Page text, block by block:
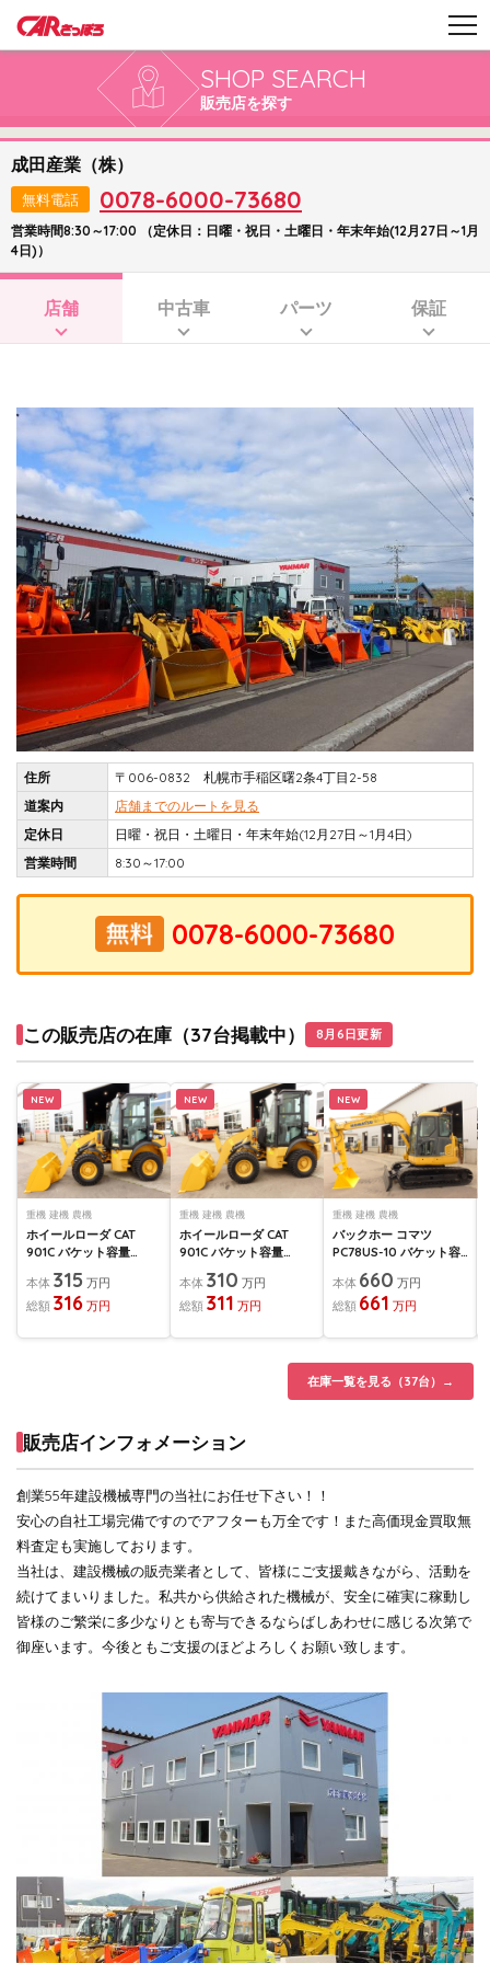
SHOP SEARCH
販売店を探す
成田産業（株）
無料電話 0078-6000-73680
営業時間8:30～17:00 （定休日：日曜・祝日・土曜日・年末年始(12月27日～1月
4日)）
店舗 中古車 パーツ 保証
住所
〒006-0832 札幌市手稲区曙2条4丁目2-58
道案内
店舗までのルートを見る
定休日
日曜・祝日・土曜日・年末年始(12月27日～1月4日)
営業時間
8:30～17:00
この販売店の在庫（37台掲載中） 8月6日更新
NEW
重機 建機 農機
ホイールローダ CAT
901C バケット容量
本体 315 万円
総額 316 万円
NEW
重機 建機 農機
ホイールローダ CAT
901C バケット容量
本体 310 万円
総額 311 万円
NEW
重機 建機 農機
バックホー コマツ
PC78US-10 バケット容
本体 660 万円
総額 661 万円
在庫一覧を見る（37台）→
販売店インフォメーション
創業55年建設機械専門の当社にお任せ下さい！！
安心の自社工場完備ですのでアフターも万全です！また高価現金買取無
料査定も実施しております。
当社は、建設機械の販売業者として、皆様にご支援戴きながら、活動を
続けてまいりました。私共から供給された機械が、安全に確実に稼動し
皆様のご繁栄に多少なりとも寄与できるならばしあわせに感じる次第で
御座います。今後ともご支援のほどよろしくお願い致します。